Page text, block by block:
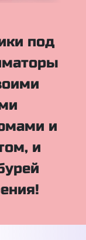
под
и
и